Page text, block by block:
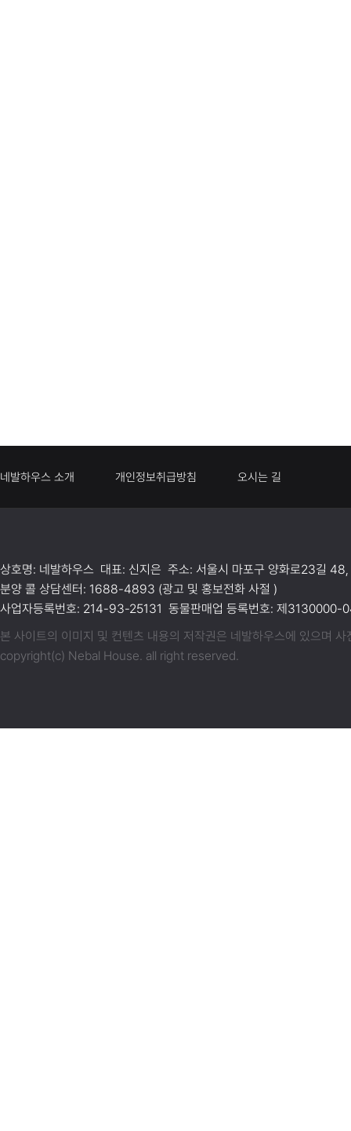
네발하우스 소개 개인정보취급방침 오시는 길
상호명: 네발하우스 대표: 신지은 주소: 서울시 마포구 양화로23길
분양 콜 상담센터: 1688-4893 (광고 및 홍보전화 사절 )
사업자등록번호: 214-93-25131 동물판매업 등록번호: 제
본 사이트의 이미지 및 컨텐츠 내용의 저작권은 네발하우스에 있으며
copyright(c) Nebal House. all right reserved.